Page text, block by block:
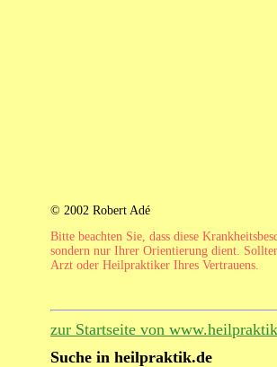
© 2002 Robert Adé
Bitte beachten Sie, dass diese
sondern nur Ihrer Orientierung dient.
Arzt oder Heilpraktiker Ihres Vertrauens.
zur Startseite von
Suche in heilpraktik.de